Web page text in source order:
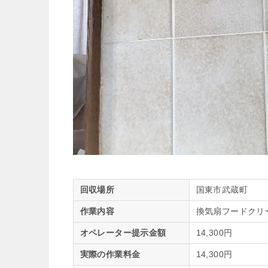
回収場所 国東市武蔵町
作業内容 換気扇フードクリ
オペレーター提示金額 14,300円
実際の作業料金 14,300円